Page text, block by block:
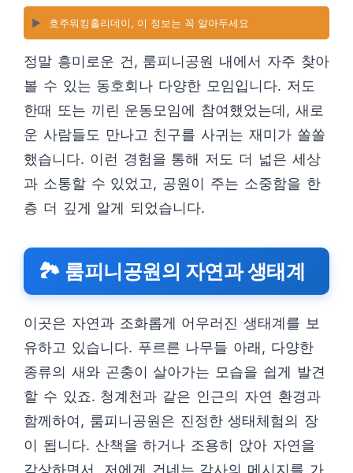
▶️ 호주워킹홀리데이, 이 정보는 꼭 알아두세요
정말 흥미로운 건, 룸피니공원 내에서 자주 찾아
볼 수 있는 동호회나 다양한 모임입니다. 저도
한때 또는 끼린 운동모임에 참여했었는데, 새로
운 사람들도 만나고 친구를 사귀는 재미가 쏠쏠
했습니다. 이런 경험을 통해 저도 더 넓은 세상
과 소통할 수 있었고, 공원이 주는 소중함을 한
층 더 깊게 알게 되었습니다.
🏞️ 룸피니공원의 자연과 생태계
이곳은 자연과 조화롭게 어우러진 생태계를 보
유하고 있습니다. 푸르른 나무들 아래, 다양한
종류의 새와 곤충이 살아가는 모습을 쉽게 발견
할 수 있죠. 청계천과 같은 인근의 자연 환경과
함께하여, 룸피니공원은 진정한 생태체험의 장
이 됩니다. 산책을 하거나 조용히 앉아 자연을
감상하면서, 저에게 건네는 감사의 메시지를 가